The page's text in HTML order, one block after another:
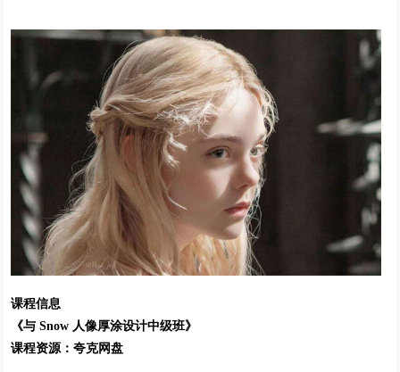
课程信息
《与 Snow 人像厚涂设计中级班》
课程资源：夸克网盘